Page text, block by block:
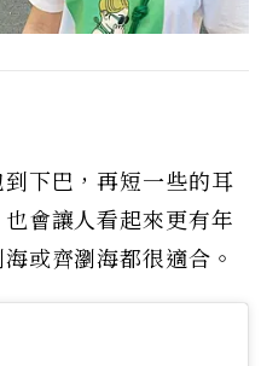
下巴，再短一些的耳
會讓人看起來更有年
或齊瀏海都很適合。